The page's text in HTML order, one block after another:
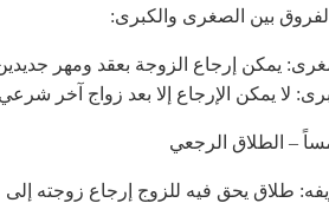
يمكن إرجاع الزوجة بعقد ومهر جديدين
لا يمكن الإرجاع إلا بعد زواج آخر
– الطلاق الرجعي
طلاق يحق فيه للزوج إرجاع زوجته